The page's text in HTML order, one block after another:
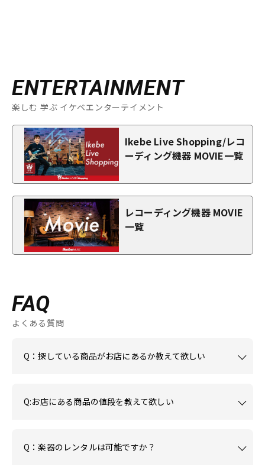
ENTERTAINMENT
楽しむ 学ぶ イケベエンターテイメント
Ikebe Live Shopping/レコ
ーディング機器 MOVIE一覧
レコーディング機器 MOVIE
一覧
FAQ
よくある質問
Q：探している商品がお店にあるか教えて欲しい
Q:お店にある商品の値段を教えて欲しい
Q：楽器のレンタルは可能ですか？